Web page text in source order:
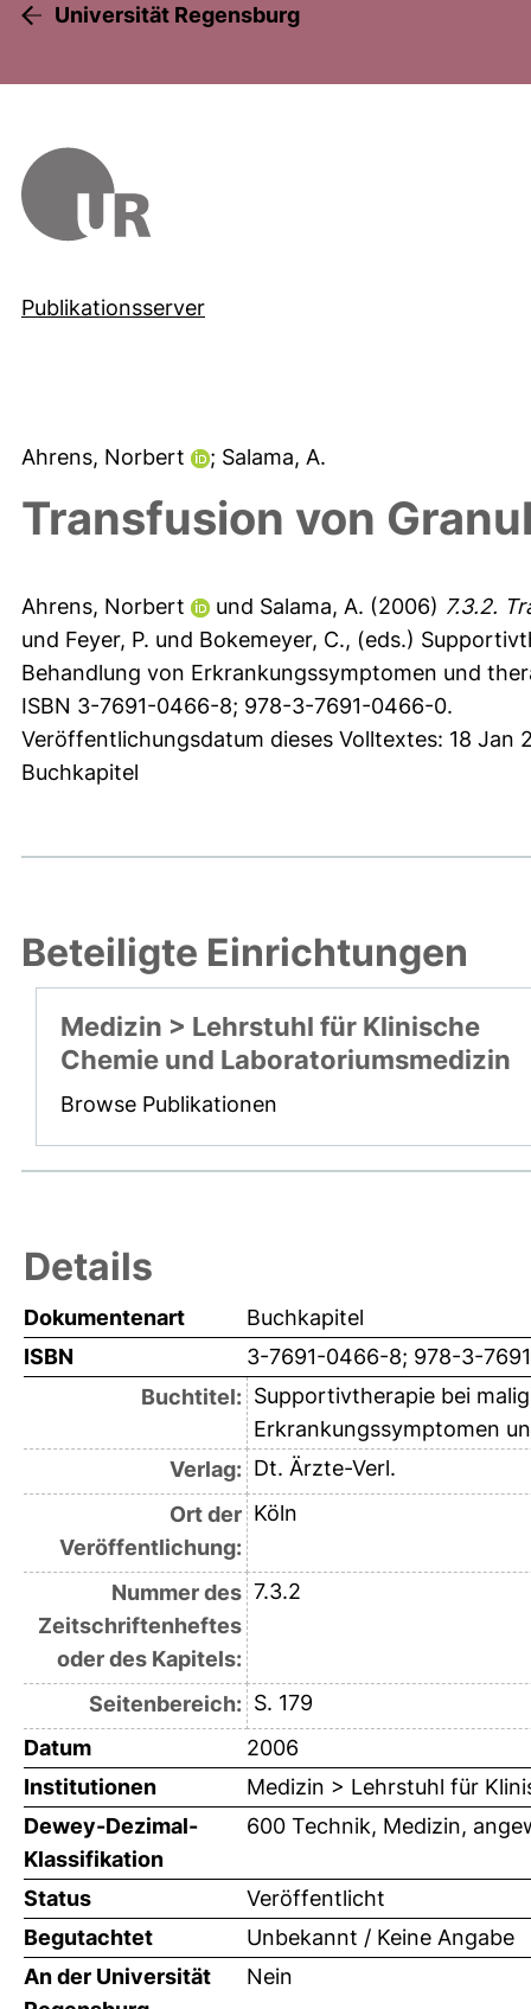
Universität Regensburg
Publikationsserver
Ahrens, Norbert ; Salama, A.
Transfusion von
Ahrens, Norbert und Salama, A. (2006) 7.3.2.
und Feyer, P. und Bokemeyer, C., (eds.)
Behandlung von Erkrankungssymptomen und
ISBN 3-7691-0466-8; 978-3-7691-0466-0.
Veröffentlichungsdatum dieses Volltextes: 18 Jan
Buchkapitel
Beteiligte Einrichtungen
Medizin > Lehrstuhl für Klinische
Chemie und Laboratoriumsmedizin
Browse Publikationen
Details
Dokumentenart
Buchkapitel
ISBN
3-7691-0466-8; 978-3-
Buchtitel: Supportivtherapie bei
Erkrankungssymptomen
Verlag: Dt. Ärzte-Verl.
Ort der
Veröffentlichung:
Köln
Nummer des
Zeitschriftenheftes
oder des Kapitels:
7.3.2
Seitenbereich: S. 179
Datum
2006
Institutionen
Medizin > Lehrstuhl für
Dewey-Dezimal-
Klassifikation
600 Technik, Medizin,
Status
Veröffentlicht
Begutachtet
Unbekannt / Keine Angabe
An der Universität
Nein